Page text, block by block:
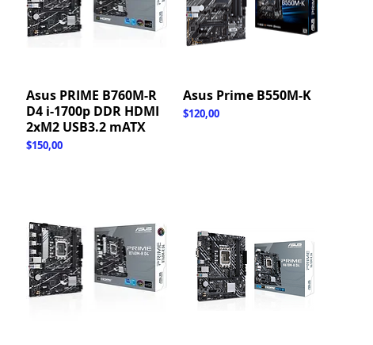
Hızlı Bakış
Asus PRIME B760M-R
D4 i-1700p DDR HDMI
2xM2 USB3.2 mATX
Fiyat
$150,00
Hızlı Bakış
Asus Prime B550M-K
Fiyat
$120,00